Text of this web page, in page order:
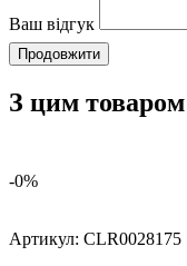
Ваш відгук
Продовжити
З цим
-0%
Артикул: CLR0028175